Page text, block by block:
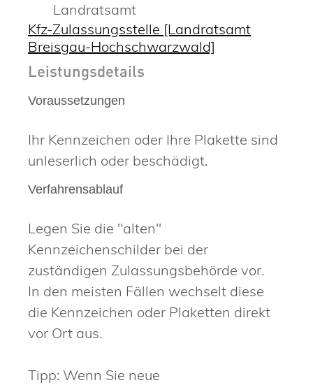
Landratsamt
Kfz-Zulassungsstelle [Landratsamt
Breisgau-Hochschwarzwald]
Leistungsdetails
Voraussetzungen
Ihr Kennzeichen oder Ihre Plakette sind
unleserlich oder beschädigt.
Verfahrensablauf
Legen Sie die "alten"
Kennzeichenschilder bei der
zuständigen Zulassungsbehörde vor.
In den meisten Fällen wechselt diese
die Kennzeichen oder Plaketten direkt
vor Ort aus.
Tipp: Wenn Sie neue